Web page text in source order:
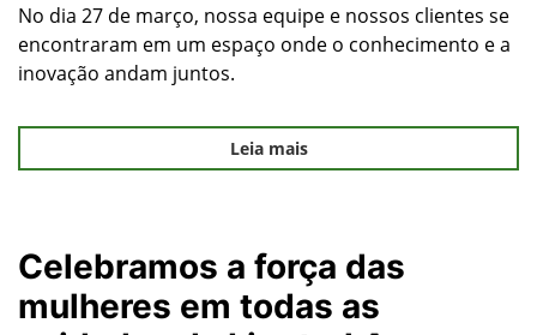
No dia 27 de março, nossa equipe e nossos clientes se
encontraram em um espaço onde o conhecimento e a
inovação andam juntos.
Leia mais
Celebramos a força das
mulheres em todas as